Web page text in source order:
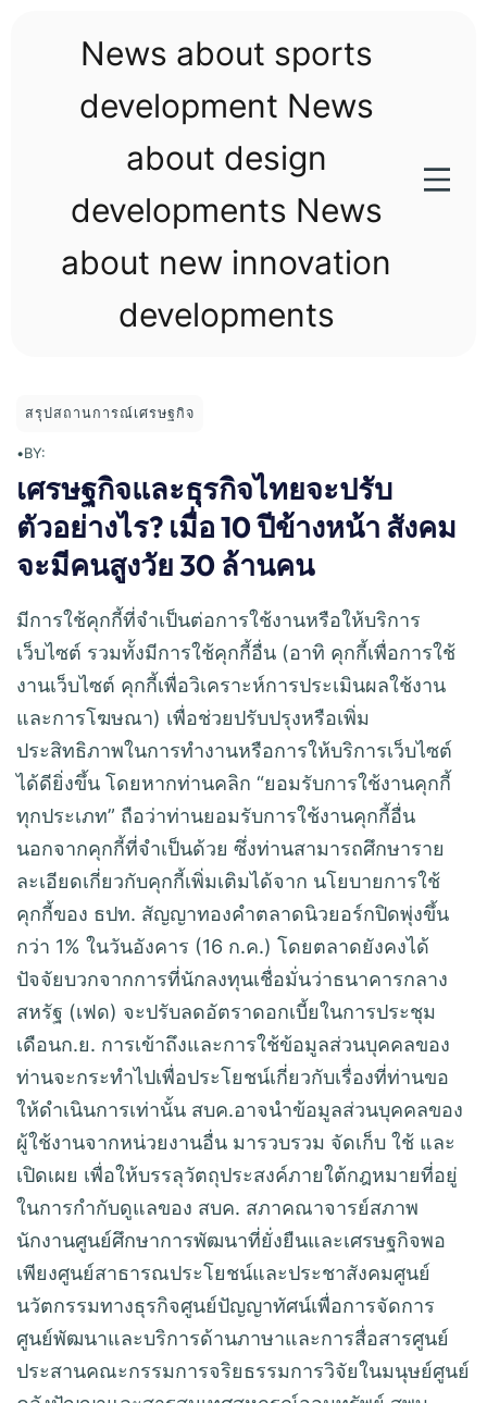
News about sports
development News
about design
developments News
about new innovation
developments
สรุปสถานการณ์เศรษฐกิจ
•BY:
เศรษฐกิจและธุรกิจไทยจะปรับ
ตัวอย่างไร? เมื่อ 10 ปีข้างหน้า สังคม
จะมีคนสูงวัย 30 ล้านคน
มีการใช้คุกกี้ที่จำเป็นต่อการใช้งานหรือให้บริการ
เว็บไซต์ รวมทั้งมีการใช้คุกกี้อื่น (อาทิ คุกกี้เพื่อการใช้
งานเว็บไซต์ คุกกี้เพื่อวิเคราะห์การประเมินผลใช้งาน
และการโฆษณา) เพื่อช่วยปรับปรุงหรือเพิ่ม
ประสิทธิภาพในการทำงานหรือการให้บริการเว็บไซต์
ได้ดียิ่งขึ้น โดยหากท่านคลิก “ยอมรับการใช้งานคุกกี้
ทุกประเภท” ถือว่าท่านยอมรับการใช้งานคุกกี้อื่น
นอกจากคุกกี้ที่จำเป็นด้วย ซึ่งท่านสามารถศึกษาราย
ละเอียดเกี่ยวกับคุกกี้เพิ่มเติมได้จาก นโยบายการใช้
คุกกี้ของ ธปท. สัญญาทองคำตลาดนิวยอร์กปิดพุ่งขึ้น
กว่า 1% ในวันอังคาร (16 ก.ค.) โดยตลาดยังคงได้
ปัจจัยบวกจากการที่นักลงทุนเชื่อมั่นว่าธนาคารกลาง
สหรัฐ (เฟด) จะปรับลดอัตราดอกเบี้ยในการประชุม
เดือนก.ย. การเข้าถึงและการใช้ข้อมูลส่วนบุคคลของ
ท่านจะกระทำไปเพื่อประโยชน์เกี่ยวกับเรื่องที่ท่านขอ
ให้ดำเนินการเท่านั้น สบค.อาจนำข้อมูลส่วนบุคคลของ
ผู้ใช้งานจากหน่วยงานอื่น มารวบรวม จัดเก็บ ใช้ และ
เปิดเผย เพื่อให้บรรลุวัตถุประสงค์ภายใต้กฎหมายที่อยู่
ในการกำกับดูแลของ สบค. สภาคณาจารย์สภาพ
นักงานศูนย์ศึกษาการพัฒนาที่ยั่งยืนและเศรษฐกิจพอ
เพียงศูนย์สาธารณประโยชน์และประชาสังคมศูนย์
นวัตกรรมทางธุรกิจศูนย์ปัญญาทัศน์เพื่อการจัดการ
ศูนย์พัฒนาและบริการด้านภาษาและการสื่อสารศูนย์
ประสานคณะกรรมการจริยธรรมการวิจัยในมนุษย์ศูนย์